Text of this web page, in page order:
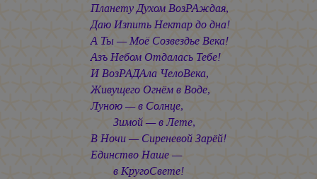
Планету Духом ВозРАждая,
Даю Изпить Нектар до дна!
А Ты — Моё Созвездье Века!
Азъ Небом Отдалась Тебе!
И ВозРАДАла ЧелоВека,
Живущего Огнём в Воде,
Луною — в Солнце,
Зимой — в Лете,
В Ночи — Сиреневой Зарёй!
Единство Наше —
в КругоСвете!